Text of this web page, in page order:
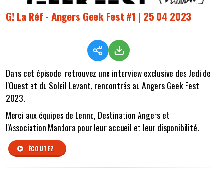
G! La Réf - Angers Geek Fest #1 | 25 04 2023
Dans cet épisode, retrouvez une interview exclusive des Jedi de
l'Ouest et du Soleil Levant, rencontrés au Angers Geek Fest
2023.
Merci aux équipes de Lenno, Destination Angers et
l'Association Mandora pour leur accueil et leur disponibilité.
ÉCOUTEZ